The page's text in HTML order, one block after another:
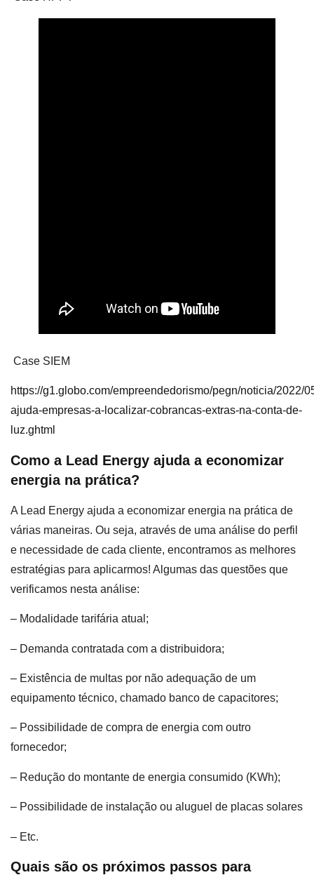
Case SIEM
https://g1.globo.com/empreendedorismo/pegn/noticia/2022/
ajuda-empresas-a-localizar-cobrancas-extras-na-conta-de-
luz.ghtml
Como a Lead Energy ajuda a economizar
energia na prática?
A Lead Energy ajuda a economizar energia na prática de
várias maneiras. Ou seja, através de uma análise do perfil
e necessidade de cada cliente, encontramos as melhores
estratégias para aplicarmos! Algumas das questões que
verificamos nesta análise:
– Modalidade tarifária atual;
– Demanda contratada com a distribuidora;
– Existência de multas por não adequação de um
equipamento técnico, chamado banco de capacitores;
– Possibilidade de compra de energia com outro
fornecedor;
– Redução do montante de energia consumido (KWh);
– Possibilidade de instalação ou aluguel de placas solares
– Etc.
Quais são os próximos passos para